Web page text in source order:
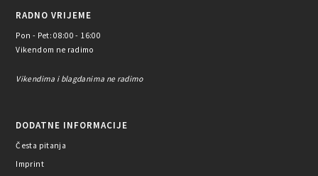
RADNO VRIJEME
Pon - Pet: 08:00 - 16:00
Vikendom ne radimo
Vikendima i blagdanima ne radimo
DODATNE INFORMACIJE
Česta pitanja
Imprint